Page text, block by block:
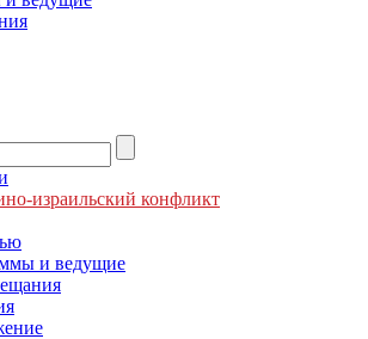
израильский конфликт
и ведущие